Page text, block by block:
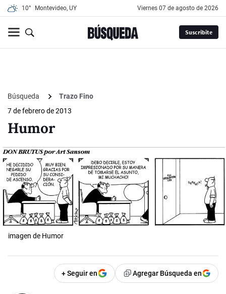
10° Montevideo, UY viernes 07 de agosto de 2026
Suscribite
Búsqueda
Trazo Fino
7 de febrero de 2013
Humor
imagen de Humor
+ Seguir en Agregar Búsqueda en